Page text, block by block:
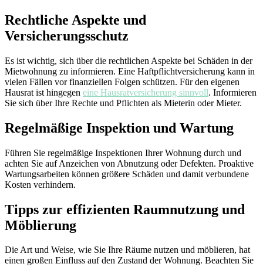
Rechtliche Aspekte und
Versicherungsschutz
Es ist wichtig, sich über die rechtlichen Aspekte bei Schäden in der
Mietwohnung zu informieren. Eine Haftpflichtversicherung kann in
vielen Fällen vor finanziellen Folgen schützen. Für den eigenen
Hausrat ist hingegen eine Hausratversicherung sinnvoll. Informieren
Sie sich über Ihre Rechte und Pflichten als Mieterin oder Mieter.
Regelmäßige Inspektion und Wartung
Führen Sie regelmäßige Inspektionen Ihrer Wohnung durch und
achten Sie auf Anzeichen von Abnutzung oder Defekten. Proaktive
Wartungsarbeiten können größere Schäden und damit verbundene
Kosten verhindern.
Tipps zur effizienten Raumnutzung und
Möblierung
Die Art und Weise, wie Sie Ihre Räume nutzen und möblieren, hat
einen großen Einfluss auf den Zustand der Wohnung. Beachten Sie